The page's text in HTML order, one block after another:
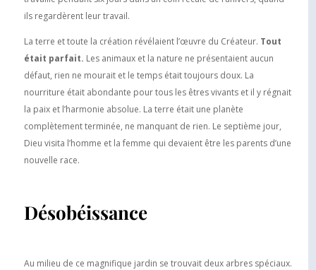
ils regardèrent leur travail.
La terre et toute la création révélaient l’œuvre du Créateur. Tout
était parfait. Les animaux et la nature ne présentaient aucun
défaut, rien ne mourait et le temps était toujours doux. La
nourriture était abondante pour tous les êtres vivants et il y régnait
la paix et l’harmonie absolue. La terre était une planète
complètement terminée, ne manquant de rien. Le septième jour,
Dieu visita l’homme et la femme qui devaient être les parents d’une
nouvelle race.
Désobéissance
Au milieu de ce magnifique jardin se trouvait deux arbres spéciaux.